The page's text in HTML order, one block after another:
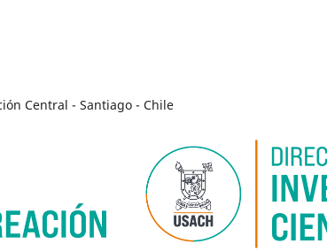
Central - Santiago - Chile